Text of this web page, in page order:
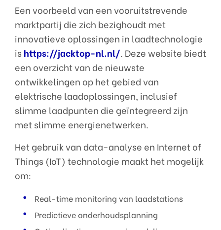
Een voorbeeld van een vooruitstrevende
marktpartij die zich bezighoudt met
innovatieve oplossingen in laadtechnologie
is https://jacktop-nl.nl/. Deze website biedt
een overzicht van de nieuwste
ontwikkelingen op het gebied van
elektrische laadoplossingen, inclusief
slimme laadpunten die geïntegreerd zijn
met slimme energienetwerken.
Het gebruik van data-analyse en Internet of
Things (IoT) technologie maakt het mogelijk
om:
Real-time monitoring van laadstations
Predictieve onderhoudsplanning